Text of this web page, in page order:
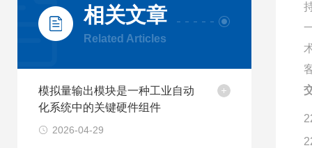
相关文章
Related Articles
模拟量输出模块是一种工业自动
化系统中的关键硬件组件
2026-04-29